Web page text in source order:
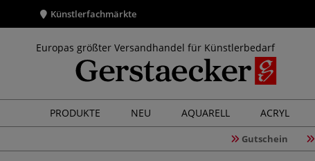
Künstlerfachmärkte
Europas größter Versandhandel für Künstlerbedarf
PRODUKTE NEU AQUARELL ACRYL
Gutschein